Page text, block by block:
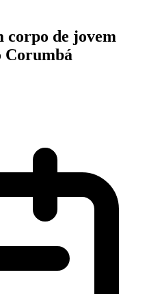
corpo de jovem
Corumbá